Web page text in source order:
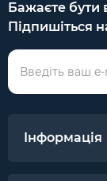
Бажаєте бути
Підпишіться
Інформація